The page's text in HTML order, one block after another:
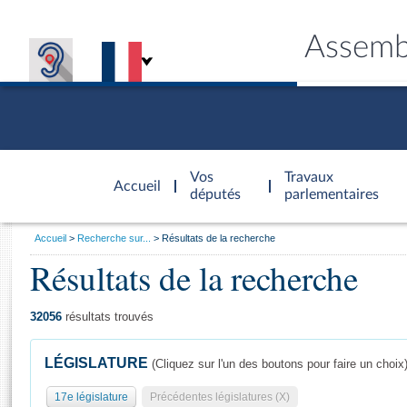
Accueil
d'accueil
Vos
députés
Travaux
parlementaires
Général
Vous
Accueil Recherche sur... Résultats de la recherche
Résultats de la recherche
32056 résultats trouvés
LÉGISLATURE (Cliquez sur l'un des boutons pour faire un choix)
17e législature Précédentes législatures (X)